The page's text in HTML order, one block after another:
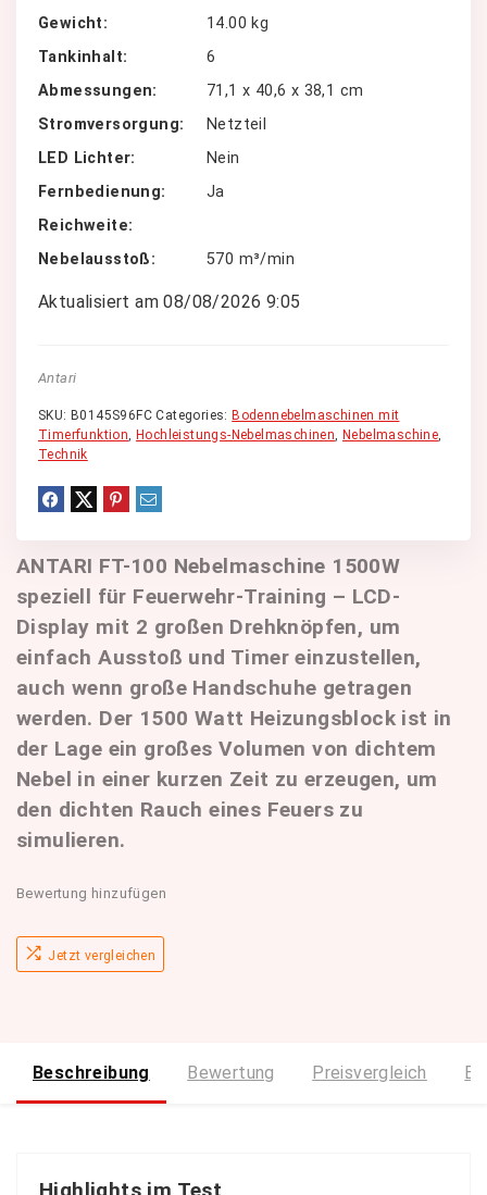
Gewicht
14.00 kg
Tankinhalt
6
Abmessungen
71,1 x 40,6 x 38,1 cm
Stromversorgung
Netzteil
LED Lichter
Nein
Fernbedienung
Ja
Reichweite
Nebelausstoß
570 m³/min
Aktualisiert am 08/08/2026 9:05
Antari
SKU: B0145S96FC Categories: Bodennebelmaschinen mit
Timerfunktion, Hochleistungs-Nebelmaschinen, Nebelmaschine,
Technik
ANTARI FT-100 Nebelmaschine 1500W
speziell für Feuerwehr-Training – LCD-
Display mit 2 großen Drehknöpfen, um
einfach Ausstoß und Timer einzustellen,
auch wenn große Handschuhe getragen
werden. Der 1500 Watt Heizungsblock ist in
der Lage ein großes Volumen von dichtem
Nebel in einer kurzen Zeit zu erzeugen, um
den dichten Rauch eines Feuers zu
simulieren.
Bewertung hinzufügen
Jetzt vergleichen
Beschreibung Bewertung Preisvergleich